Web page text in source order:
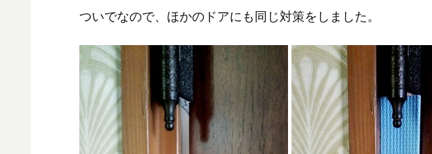
ついでなので、ほかのドアにも同じ対策をしました。